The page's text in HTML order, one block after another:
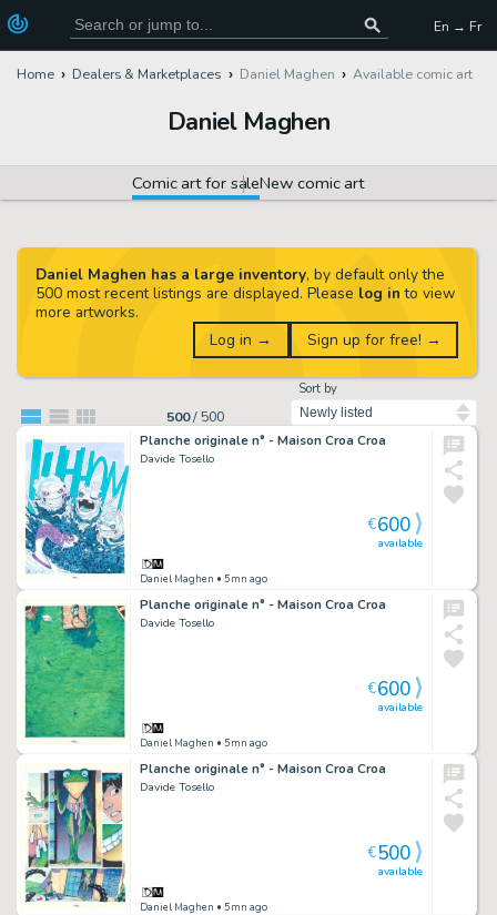
En → Fr
Home Dealers & Marketplaces Daniel Maghen Available comic art
Daniel Maghen
Comic art for saleNew comic art
500/ 500
Sort by
Daniel Maghen has a large inventory, by default only the
500 most recent listings are displayed. Please log in to view
more artworks.
Log in →
Sign up for free! →
Planche originale n° - Maison Croa Croa
Davide Tosello
Daniel Maghen • 5mn ago
available
€600
Planche originale n° - Maison Croa Croa
Davide Tosello
Daniel Maghen • 5mn ago
available
€600
Planche originale n° - Maison Croa Croa
Davide Tosello
Daniel Maghen • 5mn ago
available
€500